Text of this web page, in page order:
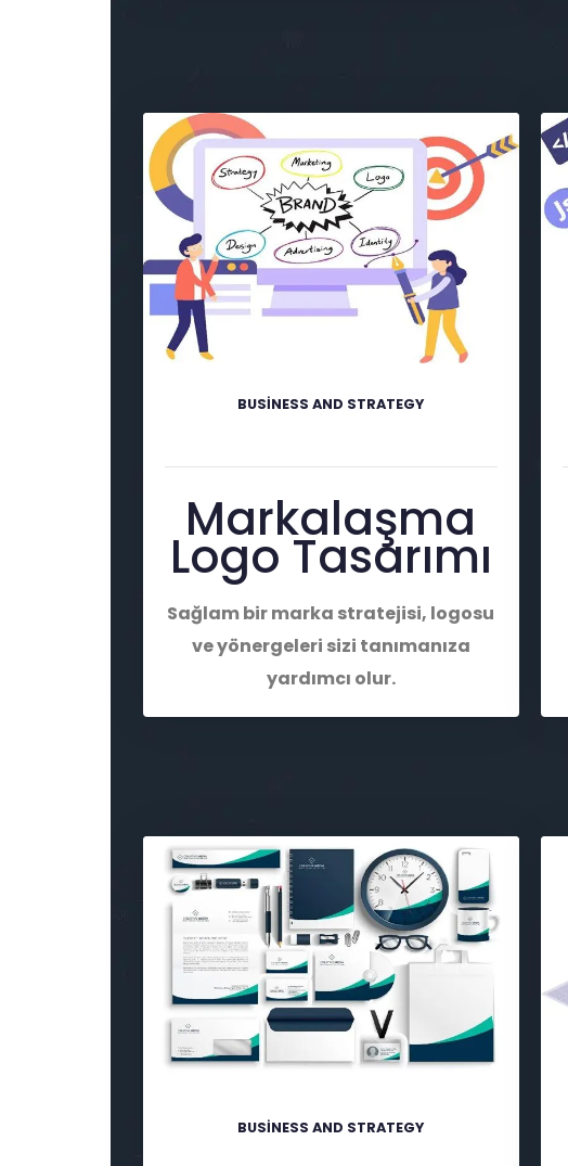
BUSINESS AND STRATEGY
Markalaşma
Logo Tasarımı
Sağlam bir marka stratejisi, logosu
ve yönergeleri sizi tanımanıza
yardımcı olur.
BUSINESS AND STRATEGY